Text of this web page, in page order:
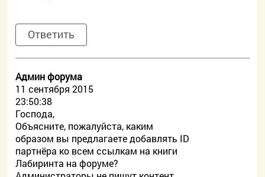
Ответить
Админ форума
11 сентября 2015
23:50:38
Господа,
Объясните, пожалуйста, каким
образом вы предлагаете добавлять ID
партнёра ко всем ссылкам на книги
Лабиринта на форуме?